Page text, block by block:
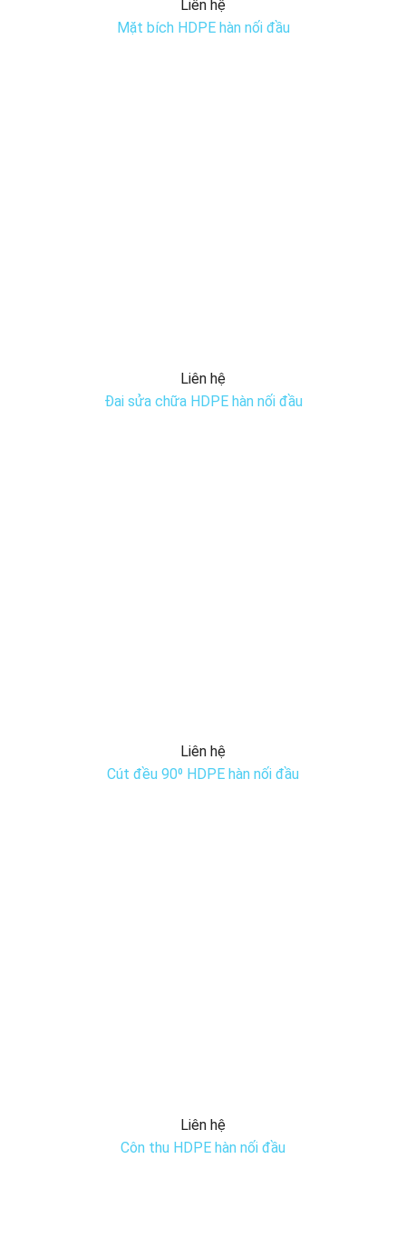
Liên hệ
Mặt bích HDPE hàn nối đầu
Liên hệ
Đai sửa chữa HDPE hàn nối đầu
Liên hệ
Cút đều 90⁰ HDPE hàn nối đầu
Liên hệ
Côn thu HDPE hàn nối đầu